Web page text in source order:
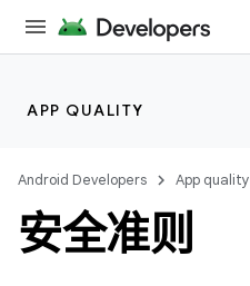
APP QUALITY
Android Developers App quality
安全准则